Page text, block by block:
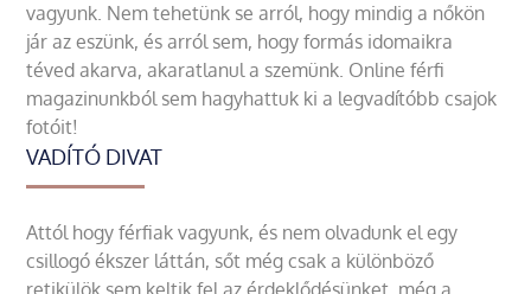
vagyunk. Nem tehetünk se arról, hogy mindig a nőkön
jár az eszünk, és arról sem, hogy formás idomaikra
téved akarva, akaratlanul a szemünk. Online férfi
magazinunkból sem hagyhattuk ki a legvadítóbb csajok
fotóit!
VADÍTÓ DIVAT
Attól hogy férfiak vagyunk, és nem olvadunk el egy
csillogó ékszer láttán, sőt még csak a különböző